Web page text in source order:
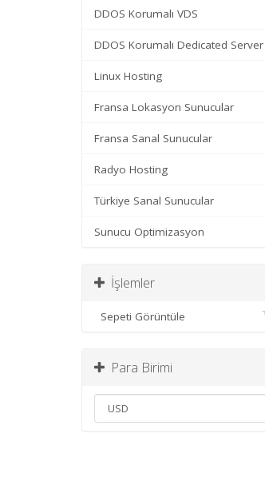
DDOS Korumalı VDS
DDOS Korumalı Dedicated Server
Linux Hosting
Fransa Lokasyon Sunucular
Fransa Sanal Sunucular
Radyo Hosting
Türkiye Sanal Sunucular
Sunucu Optimizasyon
İşlemler
Sepeti Görüntüle
Para Birimi